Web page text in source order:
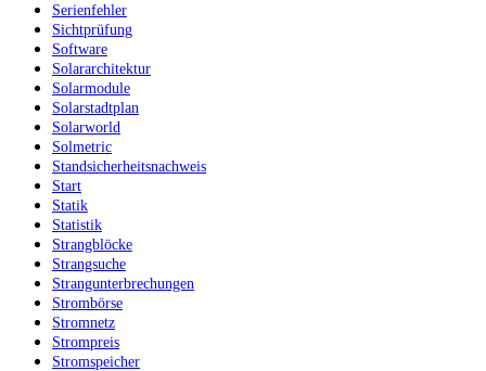
Serienfehler
Sichtprüfung
Software
Solararchitektur
Solarmodule
Solarstadtplan
Solarworld
Solmetric
Standsicherheitsnachweis
Start
Statik
Statistik
Strangblöcke
Strangsuche
Strangunterbrechungen
Strombörse
Stromnetz
Strompreis
Stromspeicher